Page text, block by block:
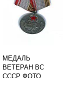
МЕДАЛЬ
ВЕТЕРАН ВС
СССР ФОТО